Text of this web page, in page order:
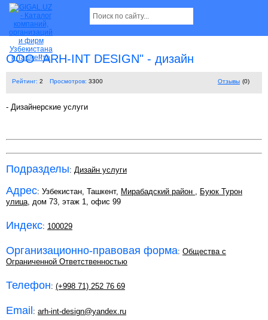
ООО "ARH-INT DESIGN" - дизайн
Рейтинг: 2 Просмотров: 3300 Отзывы (0)
- Дизайнерские услуги
Подразделы: Дизайн услуги
Адрес: Узбекистан, Ташкент, Мирабадский район , Буюк Турон
улица, дом 73, этаж 1, офис 99
Индекс: 100029
Организационно-правовая форма: Общества с
Ограниченной Ответственностью
Телефон: (+998 71) 252 76 69
Email : arh-int-design@yandex.ru